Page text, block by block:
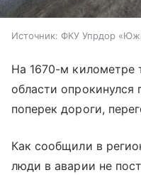
Источник: ФКУ Упрдор
На 1670-м километре
области опрокинулся
поперек дороги,
Как сообщили в
люди в аварии не